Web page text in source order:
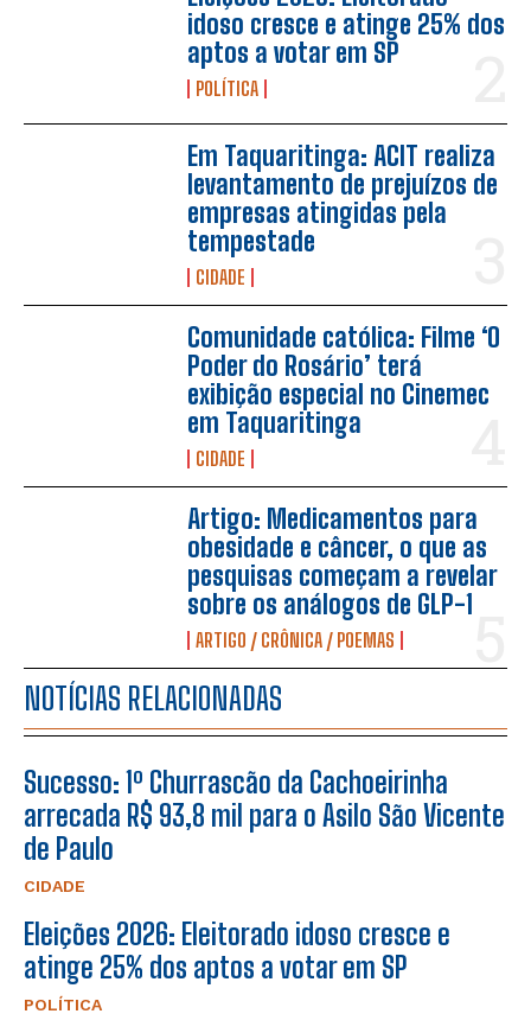
idoso cresce e atinge 25% dos
aptos a votar em SP
POLÍTICA
Em Taquaritinga: ACIT realiza
levantamento de prejuízos de
empresas atingidas pela
tempestade
CIDADE
Comunidade católica: Filme ‘O
Poder do Rosário’ terá
exibição especial no Cinemec
em Taquaritinga
CIDADE
Artigo: Medicamentos para
obesidade e câncer, o que as
pesquisas começam a revelar
sobre os análogos de GLP-1
ARTIGO / CRÔNICA / POEMAS
NOTÍCIAS RELACIONADAS
Sucesso: 1º Churrascão da Cachoeirinha
arrecada R$ 93,8 mil para o Asilo São Vicente
de Paulo
CIDADE
Eleições 2026: Eleitorado idoso cresce e
atinge 25% dos aptos a votar em SP
POLÍTICA